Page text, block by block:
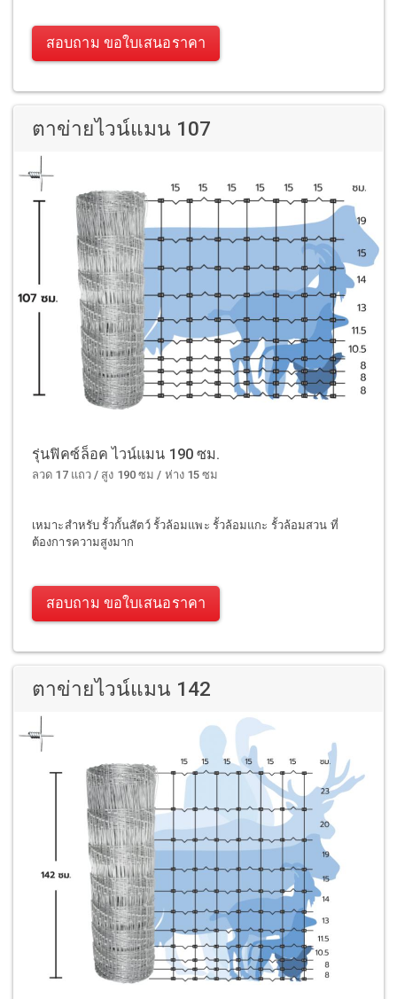
สอบถาม ขอใบเสนอราคา
ตาข่ายไวน์แมน 107
รุ่นฟิคซ์ล็อค ไวน์แมน 190 ซม.
ลวด 17 แถว / สูง 190 ซม / ห่าง 15 ซม
เหมาะสำหรับ รั้วกั้นสัตว์ รั้วล้อมแพะ รั้วล้อมแกะ รั้วล้อมสวน ที่
ต้องการความสูงมาก
สอบถาม ขอใบเสนอราคา
ตาข่ายไวน์แมน 142